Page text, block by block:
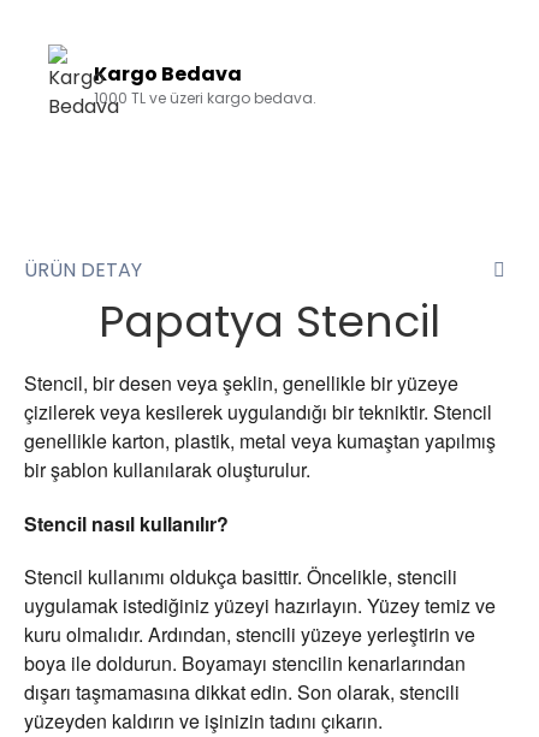
Kargo Bedava
1000 TL ve üzeri kargo bedava.
ÜRÜN DETAY
Papatya Stencil
Stencil, bir desen veya şeklin, genellikle bir yüzeye
çizilerek veya kesilerek uygulandığı bir tekniktir. Stencil
genellikle karton, plastik, metal veya kumaştan yapılmış
bir şablon kullanılarak oluşturulur.
Stencil nasıl kullanılır?
Stencil kullanımı oldukça basittir. Öncelikle, stencili
uygulamak istediğiniz yüzeyi hazırlayın. Yüzey temiz ve
kuru olmalıdır. Ardından, stencili yüzeye yerleştirin ve
boya ile doldurun. Boyamayı stencilin kenarlarından
dışarı taşmamasına dikkat edin. Son olarak, stencili
yüzeyden kaldırın ve işinizin tadını çıkarın.